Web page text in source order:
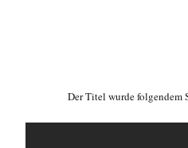
Der Titel wurde folgendem